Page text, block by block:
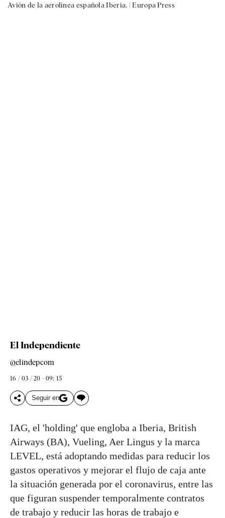
Avión de la aerolínea española Iberia. |Europa Press
El Independiente
@elindepcom
16 / 03 / 20 - 09: 15
Seguir en
IAG, el 'holding' que engloba a Iberia, British
Airways (BA), Vueling, Aer Lingus y la marca
LEVEL, está adoptando medidas para reducir los
gastos operativos y mejorar el flujo de caja ante
la situación generada por el coronavirus, entre las
que figuran suspender temporalmente contratos
de trabajo y reducir las horas de trabajo e